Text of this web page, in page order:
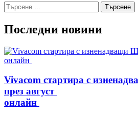
Търсене
за:
Последни новини
Vivacom стартира с
през август
онлайн